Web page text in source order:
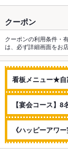
クーポン
クーポンの利用条件・
は、必ず詳細画面をお
看板メニュー★自
【宴会コース】
《ハッピーアワ